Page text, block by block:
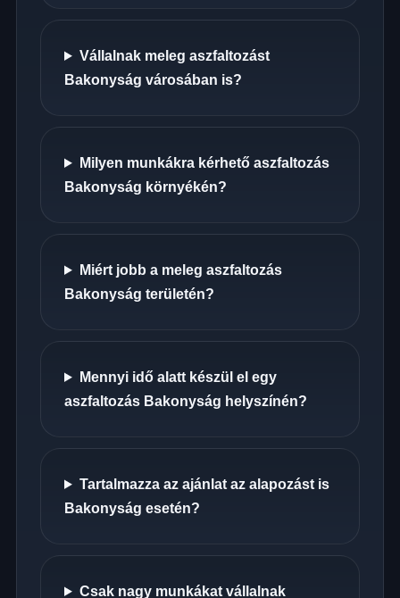
Vállalnak meleg aszfaltozást
Bakonyság városában is?
Milyen munkákra kérhető aszfaltozás
Bakonyság környékén?
Miért jobb a meleg aszfaltozás
Bakonyság területén?
Mennyi idő alatt készül el egy
aszfaltozás Bakonyság helyszínén?
Tartalmazza az ajánlat az alapozást is
Bakonyság esetén?
Csak nagy munkákat vállalnak